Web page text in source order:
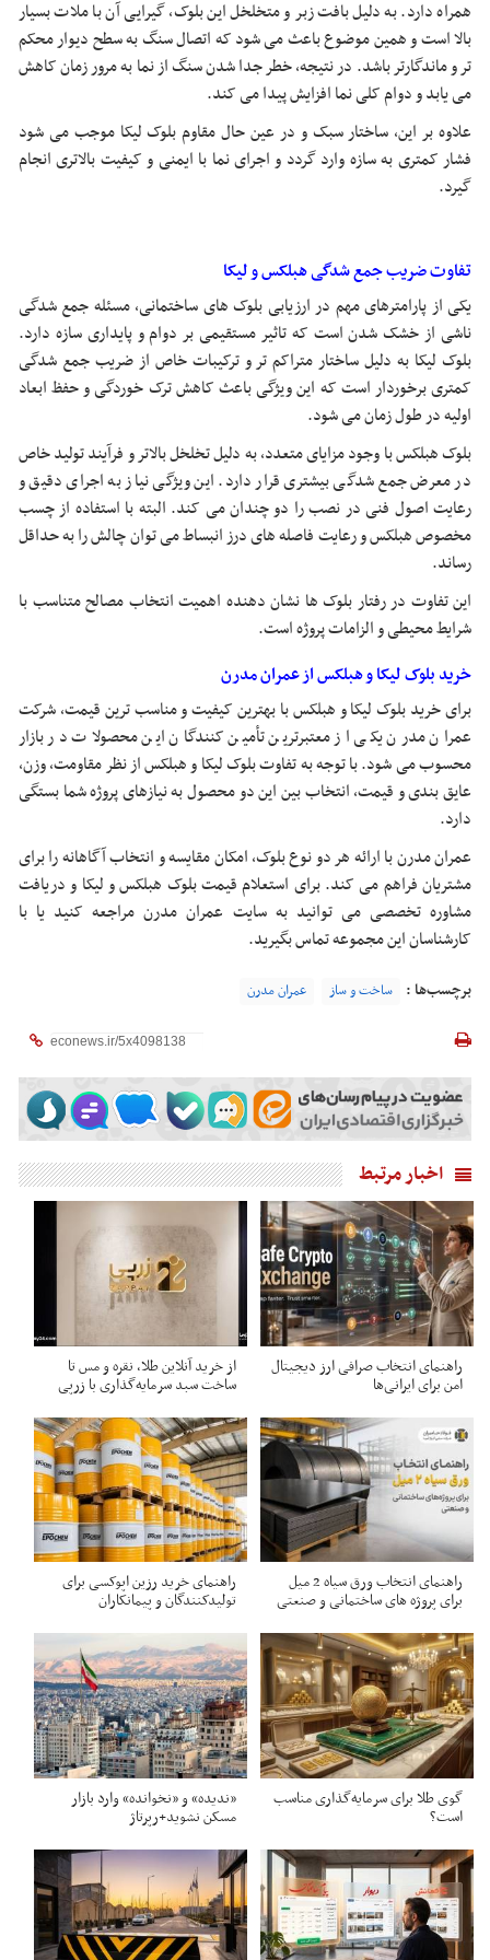
همراه دارد. به دلیل بافت زبر و متخلخل این بلوک، گیرایی آن با ملات بسیار
بالا است و همین موضوع باعث می شود که اتصال سنگ به سطح دیوار محکم
تر و ماندگارتر باشد. در نتیجه، خطر جدا شدن سنگ از نما به مرور زمان کاهش
می یابد و دوام کلی نما افزایش پیدا می کند.
علاوه بر این، ساختار سبک و در عین حال مقاوم بلوک لیکا موجب می شود
فشار کمتری به سازه وارد گردد و اجرای نما با ایمنی و کیفیت بالاتری انجام
گیرد.
تفاوت ضریب جمع شدگی هبلکس و لیکا
یکی از پارامترهای مهم در ارزیابی بلوک های ساختمانی، مسئله جمع شدگی
ناشی از خشک شدن است که تاثیر مستقیمی بر دوام و پایداری سازه دارد.
بلوک لیکا به دلیل ساختار متراکم تر و ترکیبات خاص از ضریب جمع شدگی
کمتری برخوردار است که این ویژگی باعث کاهش ترک خوردگی و حفظ ابعاد
اولیه در طول زمان می شود.
بلوک هبلکس با وجود مزایای متعدد، به دلیل تخلخل بالاتر و فرآیند تولید خاص
در معرض جمع شدگی بیشتری قرار دارد. این ویژگی نیاز به اجرای دقیق و
رعایت اصول فنی در نصب را دو چندان می کند. البته با استفاده از چسب
مخصوص هبلکس و رعایت فاصله های درز انبساط می توان چالش را به حداقل
رساند.
این تفاوت در رفتار بلوک ها نشان دهنده اهمیت انتخاب مصالح متناسب با
شرایط محیطی و الزامات پروژه است.
خرید بلوک لیکا و هبلکس از عمران مدرن
برای خرید بلوک لیکا و هبلکس با بهترین کیفیت و مناسب ترین قیمت، شرکت
عمران مدرن یکی از معتبرترین تأمین کنندگان این محصولات در بازار
محسوب می شود. با توجه به تفاوت بلوک لیکا و هبلکس از نظر مقاومت، وزن،
عایق بندی و قیمت، انتخاب بین این دو محصول به نیازهای پروژه شما بستگی
دارد.
عمران مدرن با ارائه هر دو نوع بلوک، امکان مقایسه و انتخاب آگاهانه را برای
مشتریان فراهم می کند. برای استعلام قیمت بلوک هبلکس و لیکا و دریافت
مشاوره تخصصی می توانید به سایت عمران مدرن مراجعه کنید یا با
کارشناسان این مجموعه تماس بگیرید.
برچسب‌ها : ساخت و ساز عمران مدرن
اخبار مرتبط
راهنمای انتخاب صرافی ارز دیجیتال
امن برای ایرانی‌ها
از خرید آنلاین طلا، نقره و مس تا
ساخت سبد سرمایه‌گذاری با زرپی
راهنمای انتخاب ورق سیاه 2 میل
برای پروژه های ساختمانی و صنعتی
راهنمای خرید رزین اپوکسی برای
تولیدکنندگان و پیمانکاران
گوی طلا برای سرمایه‌گذاری مناسب
است؟
«ندیده» و «نخوانده» وارد بازار
مسکن نشوید+رپرتاژ